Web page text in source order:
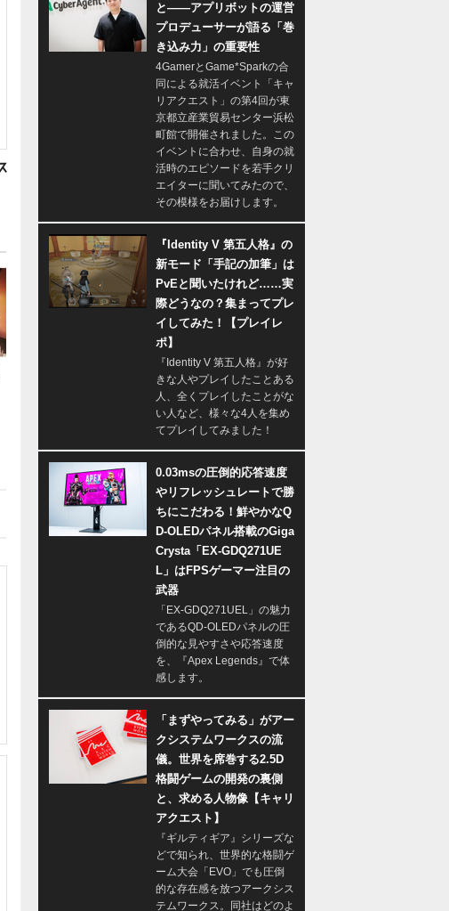
と――アプリボットの運営
プロデューサーが語る「巻
き込み力」の重要性
4GamerとGame*Sparkの合
同による就活イベント「キャ
リアクエスト」の第4回が東
京都立産業貿易センター浜松
町館で開催されました。この
イベントに合わせ、自身の就
活時のエピソードを若手クリ
エイターに聞いてみたので、
その模様をお届けします。
『Identity V 第五人格』の
新モード「手記の加筆」は
PvEと聞いたけれど……実
際どうなの？集まってプレ
イしてみた！【プレイレ
ポ】
『Identity V 第五人格』が好
きな人やプレイしたことある
人、全くプレイしたことがな
い人など、様々な4人を集め
てプレイしてみました！
0.03msの圧倒的応答速度
やリフレッシュレートで勝
ちにこだわる！鮮やかなQ
D-OLEDパネル搭載のGiga
Crysta「EX-GDQ271UE
L」はFPSゲーマー注目の
武器
「EX-GDQ271UEL」の魅力
であるQD-OLEDパネルの圧
倒的な見やすさや応答速度
を、『Apex Legends』で体
感します。
「まずやってみる」がアー
クシステムワークスの流
儀。世界を席巻する2.5D
格闘ゲームの開発の裏側
と、求める人物像【キャリ
アクエスト】
『ギルティギア』シリーズな
どで知られ、世界的な格闘ゲ
ーム大会「EVO」でも圧倒
的な存在感を放つアークシス
テムワークス。同社はどのよ